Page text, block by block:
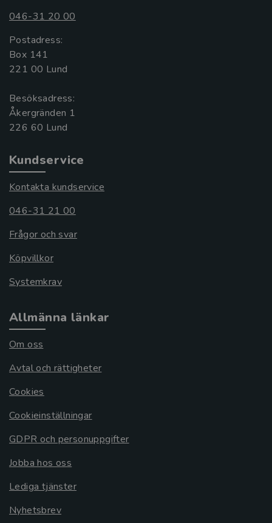
046-31 20 00
Postadress:
Box 141
221 00 Lund
Besöksadress:
Åkergränden 1
Kundservice
Kontakta kundservice
046-31 21 00
Frågor och svar
Köpvillkor
Systemkrav
Allmänna länkar
Om oss
Avtal och rättigheter
Cookies
Cookieinställningar
GDPR och personuppgifter
Jobba hos oss
Lediga tjänster
Nyhetsbrev